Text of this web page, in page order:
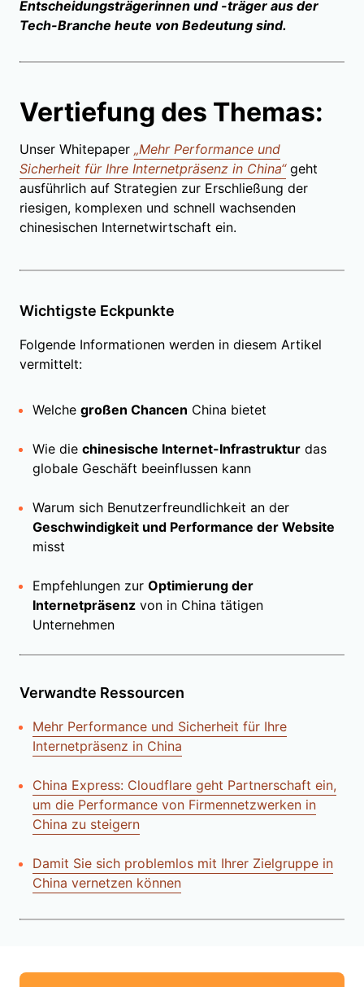
Entscheidungsträgerinnen und -träger aus der
Tech-Branche heute von Bedeutung sind.
Vertiefung des Themas:
Unser Whitepaper „Mehr Performance und
Sicherheit für Ihre Internetpräsenz in China“geht
ausführlich auf Strategien zur Erschließung der
riesigen, komplexen und schnell wachsenden
chinesischen Internetwirtschaft ein.
Wichtigste Eckpunkte
Folgende Informationen werden in diesem Artikel
vermittelt:
Welche großen Chancen China bietet
Wie die chinesische Internet-Infrastruktur das
globale Geschäft beeinflussen kann
Warum sich Benutzerfreundlichkeit an der
Geschwindigkeit und Performance der Website
misst
Empfehlungen zur Optimierung der
Internetpräsenz von in China tätigen
Unternehmen
Verwandte Ressourcen
Mehr Performance und Sicherheit für Ihre
Internetpräsenz in China
China Express: Cloudflare geht Partnerschaft ein,
um die Performance von Firmennetzwerken in
China zu steigern
Damit Sie sich problemlos mit Ihrer Zielgruppe in
China vernetzen können